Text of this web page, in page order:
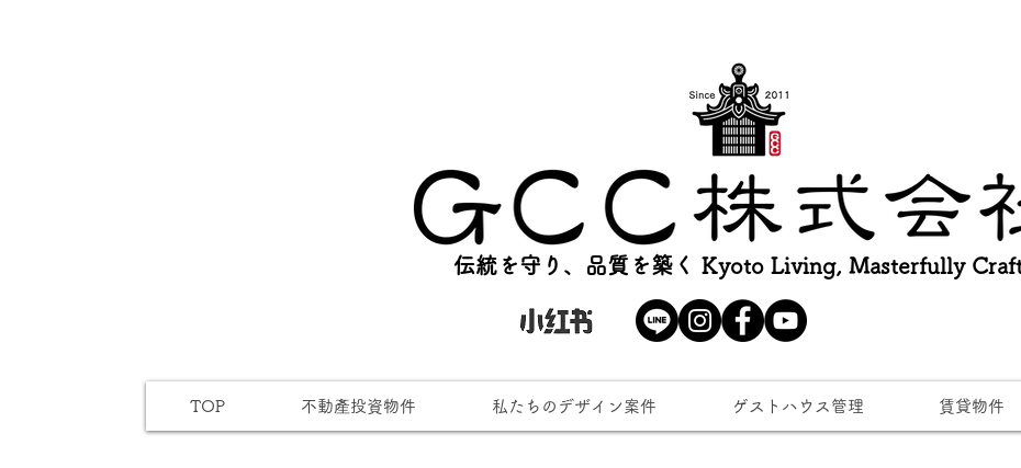
伝統を守り、品質を築く Kyoto Living, Masterfully
TOP 不動產投資物件 私たちのデザイン案件 ゲストハウス管理 賃貸物件